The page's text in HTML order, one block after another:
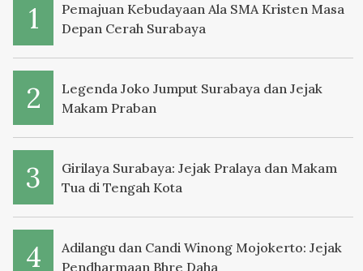
Pemajuan Kebudayaan Ala SMA Kristen Masa
Depan Cerah Surabaya
Legenda Joko Jumput Surabaya dan Jejak
Makam Praban
Girilaya Surabaya: Jejak Pralaya dan Makam
Tua di Tengah Kota
Adilangu dan Candi Winong Mojokerto: Jejak
Pendharmaan Bhre Daha